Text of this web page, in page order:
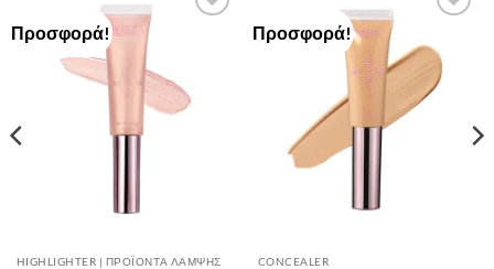
Προσφορά!
HIGHLIGHTER | ΠΡΟΪΌΝΤΑ ΛΆΜΨΗΣ
Προσφορά!
Wishlist
CONCEALER